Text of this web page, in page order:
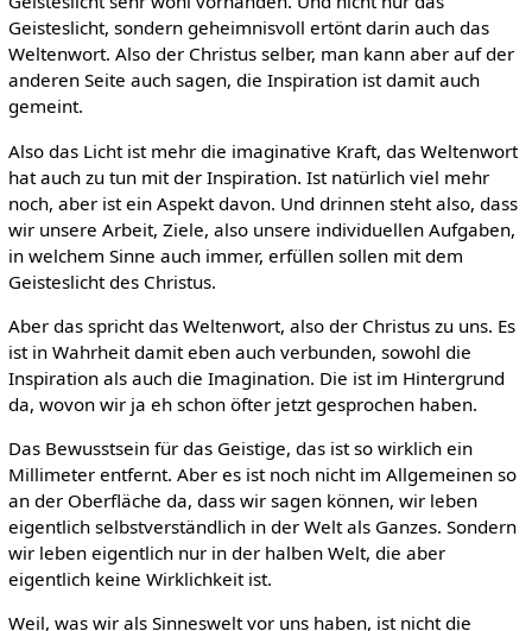
Geisteslicht, sondern geheimnisvoll ertönt darin auch das
Weltenwort. Also der Christus selber, man kann aber auf der
anderen Seite auch sagen, die Inspiration ist damit auch
gemeint.
Also das Licht ist mehr die imaginative Kraft, das Weltenwort
hat auch zu tun mit der Inspiration. Ist natürlich viel mehr
noch, aber ist ein Aspekt davon. Und drinnen steht also, dass
wir unsere Arbeit, Ziele, also unsere individuellen Aufgaben,
in welchem Sinne auch immer, erfüllen sollen mit dem
Geisteslicht des Christus.
Aber das spricht das Weltenwort, also der Christus zu uns. Es
ist in Wahrheit damit eben auch verbunden, sowohl die
Inspiration als auch die Imagination. Die ist im Hintergrund
da, wovon wir ja eh schon öfter jetzt gesprochen haben.
Das Bewusstsein für das Geistige, das ist so wirklich ein
Millimeter entfernt. Aber es ist noch nicht im Allgemeinen so
an der Oberfläche da, dass wir sagen können, wir leben
eigentlich selbstverständlich in der Welt als Ganzes. Sondern
wir leben eigentlich nur in der halben Welt, die aber
eigentlich keine Wirklichkeit ist.
Weil, was wir als Sinneswelt vor uns haben, ist nicht die